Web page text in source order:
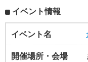
イベント情報
イベント名
開催場所・会場